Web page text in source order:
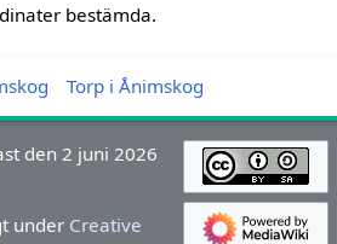
bestämda.
Torp i Ånimskog
den 2 juni 2026
under Creative